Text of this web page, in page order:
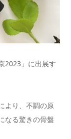
2023」に出展す
より、不調の原
なる驚きの骨盤